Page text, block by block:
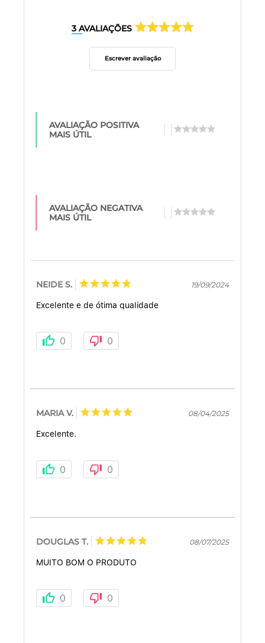
3 AVALIAÇÕES
Escrever avaliação
AVALIAÇÃO POSITIVA
MAIS ÚTIL
AVALIAÇÃO NEGATIVA
MAIS ÚTIL
NEIDE S. 19/09/2024
Excelente e de ótima qualidade
0 0
MARIA V. 08/04/2025
Excelente.
0 0
DOUGLAS T. 08/07/2025
MUITO BOM O PRODUTO
0 0